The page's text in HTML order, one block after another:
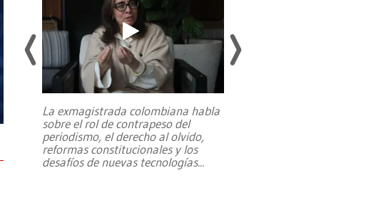
La exmagistrada colombiana habla
sobre el rol de contrapeso del
periodismo, el derecho al olvido,
reformas constitucionales y los
desafíos de nuevas tecnologías...